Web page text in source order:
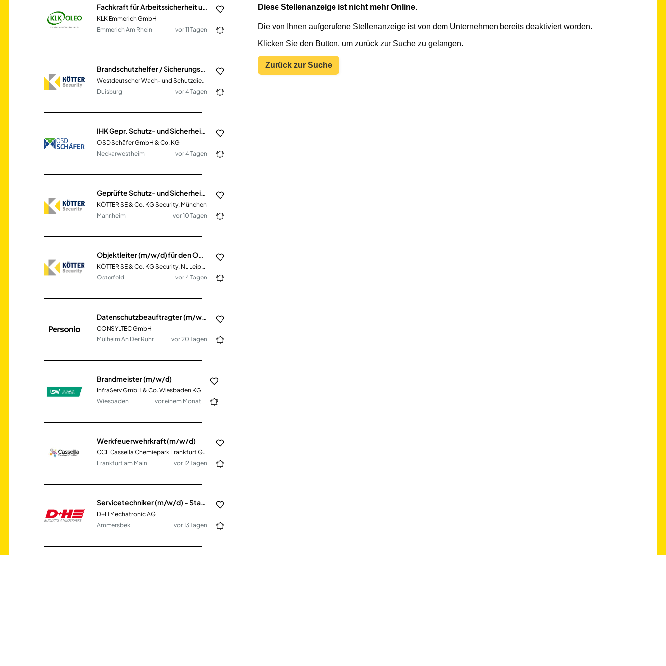
Fachkraft für Arbeitssicherheit und Brandschutzbeauftragter (m/w/d)
KLK Emmerich GmbH
Emmerich Am Rhein
vor 11 Tagen
Brandschutzhelfer / Sicherungsposten (m/w/d)
Westdeutscher Wach- und Schutzdienst Fritz Kötter SE & Co. KG
Duisburg
vor 4 Tagen
IHK Gepr. Schutz- und Sicherheitskraft (m/w/d) im Objektsicherungsdienst (kerntechnische Einrichtung)
OSD Schäfer GmbH & Co. KG
Neckarwestheim
vor 4 Tagen
Geprüfte Schutz- und Sicherheitskraft (m/w/d) 20,40€ / Std. für einen namhaften Kunden in Mannheim
KÖTTER SE & Co. KG Security, München
Mannheim
vor 10 Tagen
Objektleiter (m/w/d) für den Objektschutz in Osterfeld (Sachsen-Anhalt)
KÖTTER SE & Co. KG Security, NL Leipzig
Osterfeld
vor 4 Tagen
Datenschutzbeauftragter (m/w/d) für Autohäuser im Raum Berlin-Brandenburg
CONSYLTEC GmbH
Mülheim An Der Ruhr
vor 20 Tagen
Brandmeister (m/w/d)
InfraServ GmbH & Co. Wiesbaden KG
Wiesbaden
vor einem Monat
Werkfeuerwehrkraft (m/w/d)
CCF Cassella Chemiepark Frankfurt GmbH
Frankfurt am Main
vor 12 Tagen
Servicetechniker (m/w/d) - Starte von zuhause in Dein Servicegebiet
D+H Mechatronic AG
Ammersbek
vor 13 Tagen